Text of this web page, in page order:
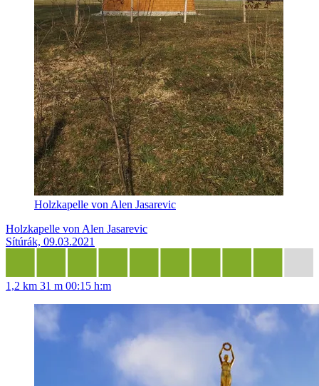
Holzkapelle von Alen Jasarevic
Holzkapelle von Alen Jasarevic
Sítúrák, 09.03.2021
1,2 km 31 m 00:15 h:m